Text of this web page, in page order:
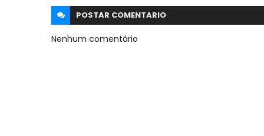
POSTAR COMENTARIO
Nenhum comentário